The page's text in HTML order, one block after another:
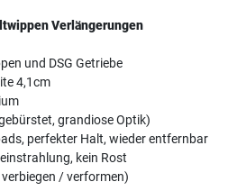
Verlängerungen
und DSG Getriebe
4,1cm
grandiose Optik)
perfekter Halt, wieder entfernbar
kein Rost
/ verformen)